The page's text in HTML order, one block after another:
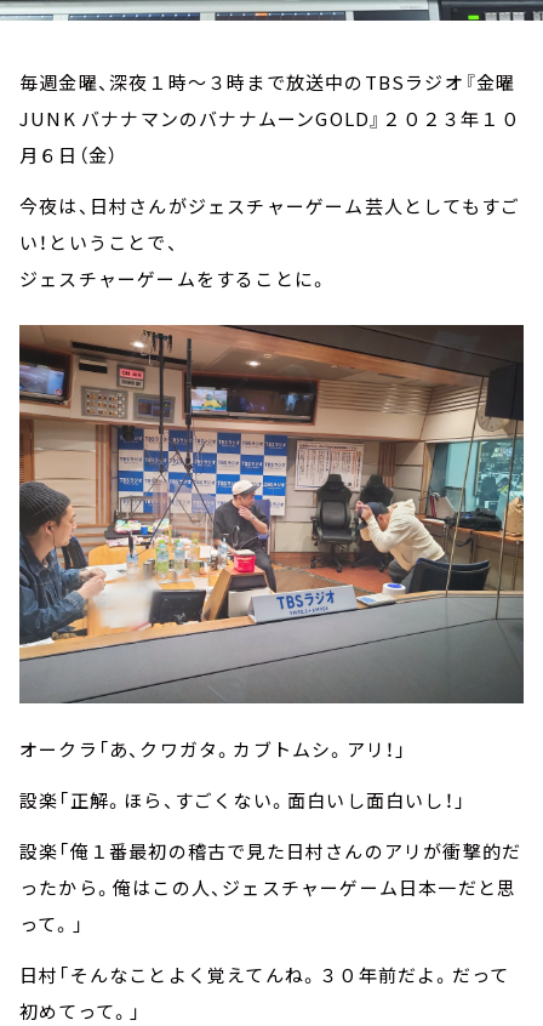
毎週金曜、深夜１時～３時まで放送中のTBSラジオ『金曜
JUNK バナナマンのバナナムーンGOLD』２０２３年１０
月６日（金）
今夜は、日村さんがジェスチャーゲーム芸人としてもすご
い！ということで、
ジェスチャーゲームをすることに。
オークラ「あ、クワガタ。カブトムシ。アリ！」
設楽「正解。ほら、すごくない。面白いし面白いし！」
設楽「俺１番最初の稽古で見た日村さんのアリが衝撃的だ
ったから。俺はこの人、ジェスチャーゲーム日本一だと思
って。」
日村「そんなことよく覚えてんね。３０年前だよ。だって
初めてって。」